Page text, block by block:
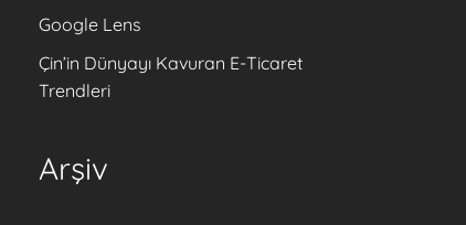
Google Lens
Çin’in Dünyayı Kavuran E-Ticaret
Trendleri
Arşiv